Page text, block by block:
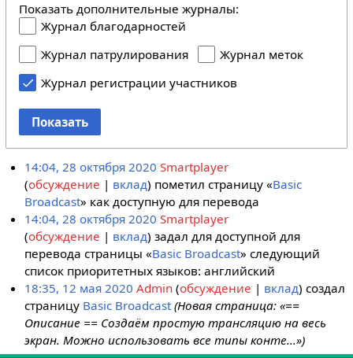
Показать дополнительные журналы:
Журнал благодарностей
Журнал патрулирования
Журнал меток
Журнал регистрации участников
Показать
14:04, 28 октября 2020 Smartplayer
обсуждение
вклад пометил страницу «Basic
Broadcast» как доступную для перевода
14:04, 28 октября 2020 Smartplayer
обсуждение
вклад задал для доступной для
перевода страницы «Basic Broadcast» следующий
список приоритетных языков: английский
18:35, 12 мая 2020 Admin обсуждение вклад создал
страницу Basic Broadcast (Новая страница: «==
Описание == Создаём простую трансляцию на весь
экран. Можно использовать все типы конте...»)